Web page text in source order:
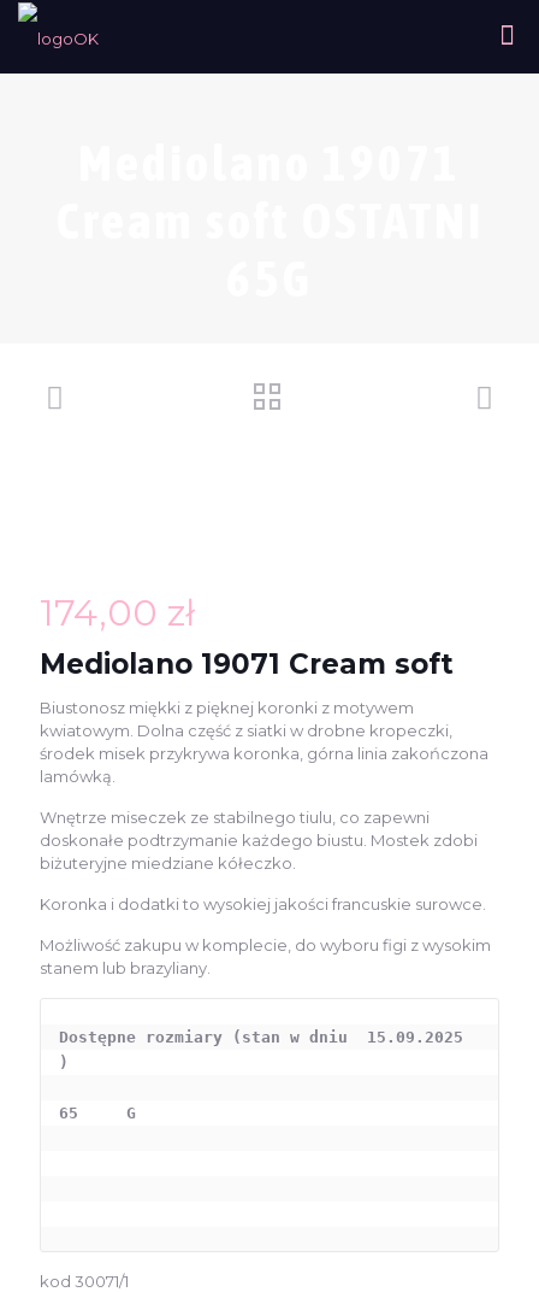
174,00 zł
Mediolano 19071 Cream soft
Biustonosz miękki z pięknej koronki z motywem
kwiatowym. Dolna część z siatki w drobne kropeczki,
środek misek przykrywa koronka, górna linia zakończona
lamówką.
Wnętrze miseczek ze stabilnego tiulu, co zapewni
doskonałe podtrzymanie każdego biustu. Mostek zdobi
biżuteryjne miedziane kółeczko.
Koronka i dodatki to wysokiej jakości francuskie surowce.
Możliwość zakupu w komplecie, do wyboru figi z wysokim
stanem lub brazyliany.
Dostępne rozmiary (stan w dniu  15.09.2025
)
65     G
kod 30071/1